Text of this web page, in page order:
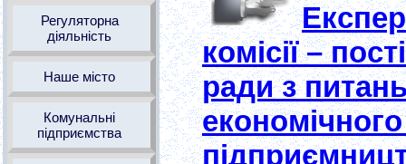
Регуляторна
діяльність
Наше місто
Комунальні
підприємства
комісії –
ради з